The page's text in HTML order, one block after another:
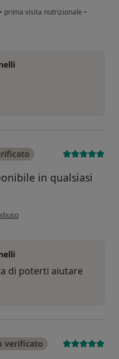
• prima visita nutrizionale •
in qualsiasi
dell'utente C.P
di poterti aiutare
verificato